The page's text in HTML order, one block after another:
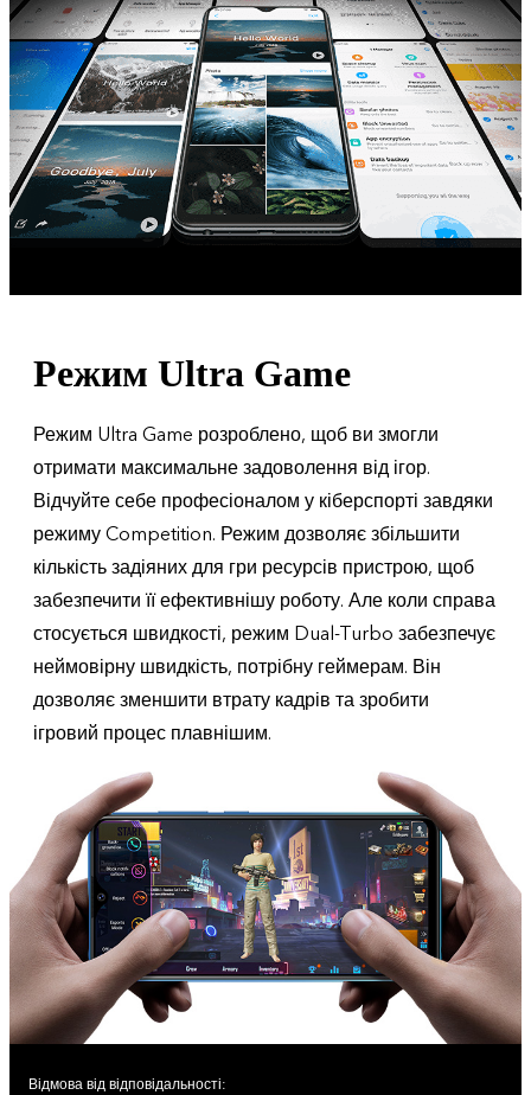
Режим Ultra Game
Режим Ultra Game розроблено, щоб ви змогли
отримати максимальне задоволення від ігор.
Відчуйте себе професіоналом у кіберспорті завдяки
режиму Competition. Режим дозволяє збільшити
кількість задіяних для гри ресурсів пристрою, щоб
забезпечити її ефективнішу роботу. Але коли справа
стосується швидкості, режим Dual-Turbo забезпечує
неймовірну швидкість, потрібну геймерам. Він
дозволяє зменшити втрату кадрів та зробити
ігровий процес плавнішим.
Відмова від відповідальності: